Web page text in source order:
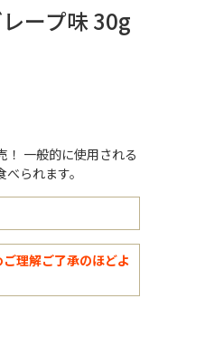
ープ味 30g
！ 一般的に使用される
られます。
理解ご了承のほどよ